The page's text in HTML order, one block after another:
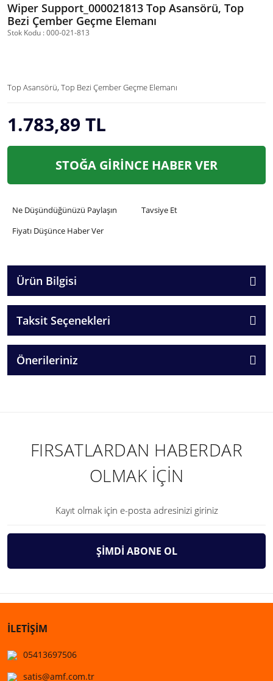
Wiper Support_000021813 Top Asansörü, Top
Bezi Çember Geçme Elemanı
Stok Kodu : 000-021-813
Top Asansörü, Top Bezi Çember Geçme Elemanı
1.783,89 TL
STOĞA GİRİNCE HABER VER
Ne Düşündüğünüzü Paylaşın
Tavsiye Et
Fiyatı Düşünce Haber Ver
Ürün Bilgisi
Taksit Seçenekleri
Önerileriniz
FIRSATLARDAN HABERDAR
OLMAK İÇİN
ŞİMDİ ABONE OL
İLETİŞİM
05413697506
satis@amf.com.tr